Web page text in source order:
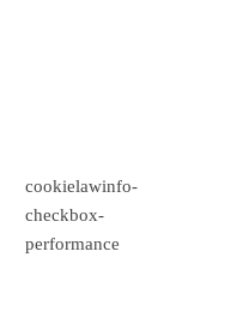
cookielawinfo-
checkbox-
performance